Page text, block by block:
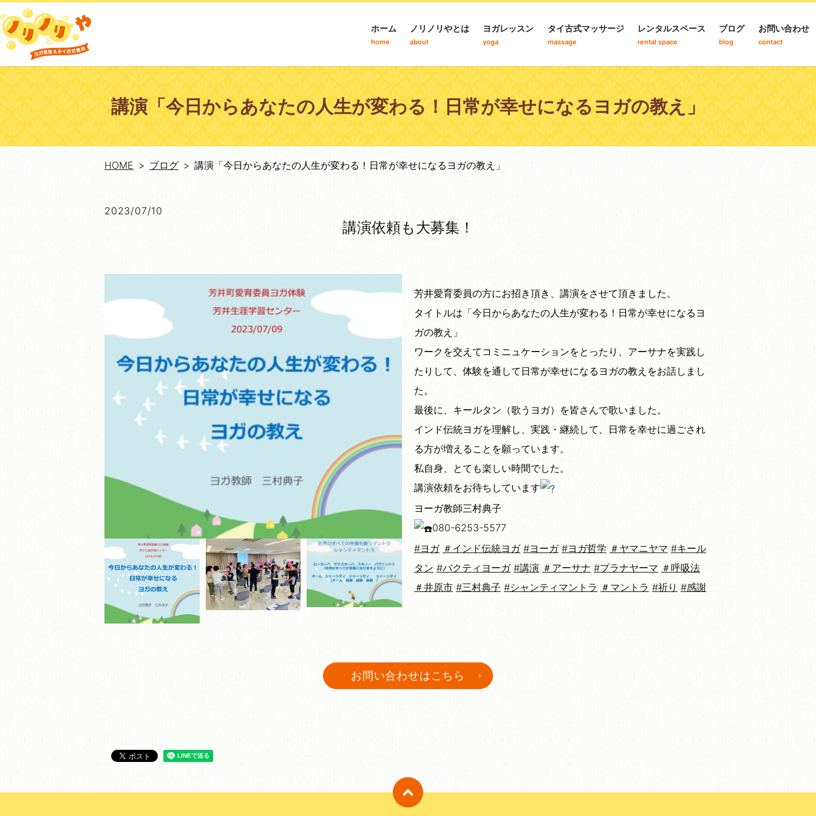
ホーム
home
ノリノリやとは
about
ヨガレッスン
yoga
タイ古式マッサージ
massage
レンタルスペース
rental space
ブログ
blog
お問い合わせ
contact
講演「今日からあなたの人生が変わる！日常が幸せになるヨガの教え」
HOME ブログ 講演「今日からあなたの人生が変わる！日常が幸せになるヨガの教え」
2023/07/10
講演依頼も大募集！
芳井愛育委員の方にお招き頂き、講演をさせて頂きました。
タイトルは「今日からあなたの人生が変わる！日常が幸せになるヨ
ガの教え」
ワークを交えてコミニュケーションをとったり、アーサナを実践し
たりして、体験を通して日常が幸せになるヨガの教えをお話しまし
た。
最後に、キールタン（歌うヨガ）を皆さんで歌いました。
インド伝統ヨガを理解し、実践・継続して、日常を幸せに過ごされ
る方が増えることを願っています。
私自身、とても楽しい時間でした。
講演依頼をお待ちしています
ヨーガ教師三村典子
080-6253-5577
#ヨガ ＃インド伝統ヨガ #ヨーガ #ヨガ哲学 ＃ヤマニヤマ #キール
タン #バクティヨーガ #講演 ＃アーサナ #プラナヤーマ ＃呼吸法
＃井原市 #三村典子 #シャンティマントラ ＃マントラ #祈り #感謝
お問い合わせはこちら